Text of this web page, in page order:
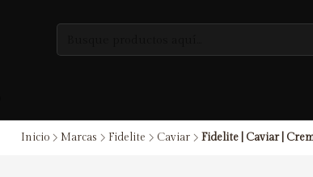
Inicio Marcas Fidelite Caviar Fidelite | Caviar |